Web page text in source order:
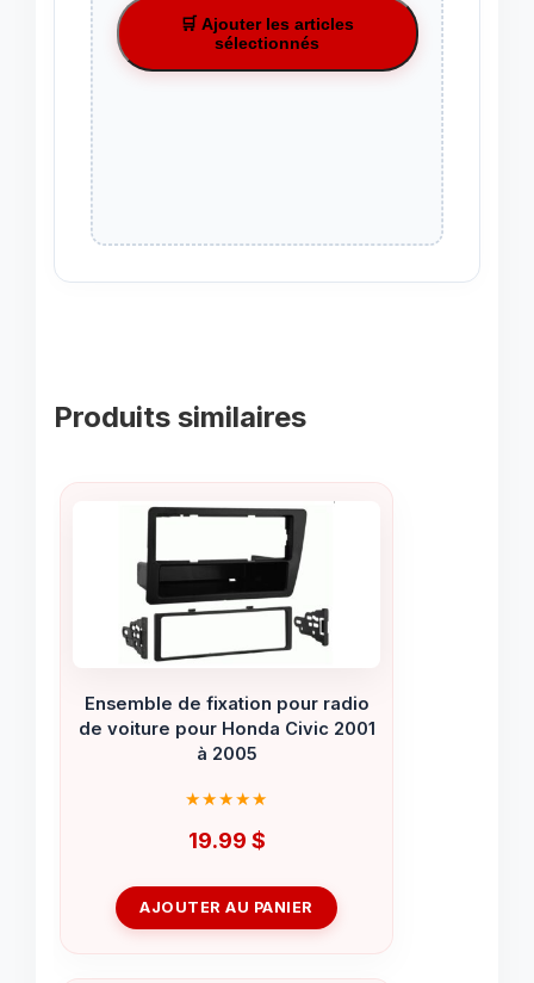
🛒 Ajouter les articles
sélectionnés
Produits similaires
Ensemble de fixation pour radio
de voiture pour Honda Civic 2001
à 2005
19.99 $
AJOUTER AU PANIER